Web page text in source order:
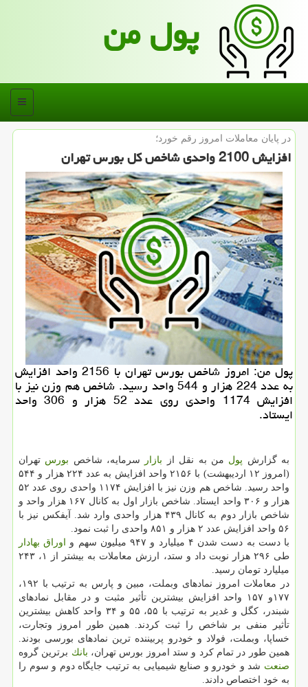
پول من
منو
در پایان معاملات امروز رقم خورد؛
افزایش 2100 واحدی شاخص كل بورس تهران
پول من: امروز شاخص بورس تهران با 2156 واحد افزایش
به عدد 224 هزار و 544 واحد رسید. شاخص هم وزن نیز با
افزایش 1174 واحدی روی عدد 52 هزار و 306 واحد
ایستاد.
به گزارش پول من به نقل از بازار سرمایه، شاخص بورس تهران
(امروز ۱۲ اردیبهشت) با ۲۱۵۶ واحد افزایش به عدد ۲۲۴ هزار و ۵۴۴
واحد رسید. شاخص هم وزن نیز با افزایش ۱۱۷۴ واحدی روی عدد ۵۲
هزار و ۳۰۶ واحد ایستاد. شاخص بازار اول به كانال ۱۶۷ هزار واحد و
شاخص بازار دوم به كانال ۴۳۹ هزار واحدی وارد شد. آیفكس نیز با
۵۶ واحد افزایش عدد ۲ هزار و ۸۵۱ واحدی را ثبت نمود.
با دست به دست شدن ۴ میلیارد و ۹۴۷ میلیون سهم و
اوراق بهادار
طی ۲۹۶ هزار نوبت داد و ستد، ارزش معاملات به بیشتر از ۱، ۲۴۳
میلیارد تومان رسید.
در معاملات امروز نمادهای وبملت، مبین و پارس به ترتیب با ۱۹۲،
۱۷۷و ۱۵۷ واحد افزایش بیشترین تأثیر مثبت و در مقابل نمادهای
شبندر، كگل و غدیر به ترتیب با ۵۵، ۵۵ و ۳۴ واحد كاهش بیشترین
تأثیر منفی بر شاخص را ثبت كردند. همین طور امروز وتجارت،
خساپا، وبملت، فولاد و خودرو پربیننده ترین نمادهای بورسی بودند.
همین طور در تمام كرد و ستد امروز بورس تهران، بانك برترین گروه
صنعت شد و خودرو و صنایع شیمیایی به ترتیب جایگاه دوم و سوم را
به خود اختصاص دادند.